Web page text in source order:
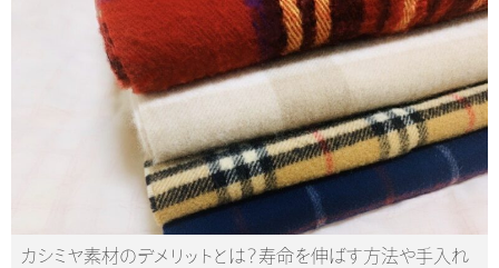
カシミヤ素材のデメリットとは？寿命を伸ばす方法や手入れ